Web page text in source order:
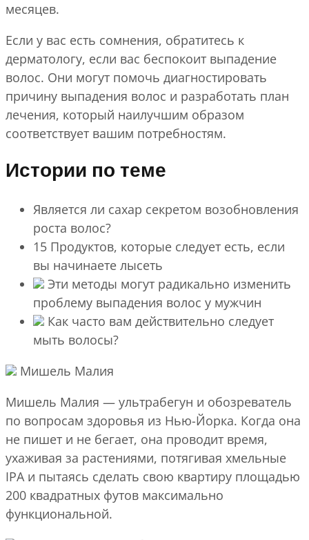
месяцев.
Если у вас есть сомнения, обратитесь к
дерматологу, если вас беспокоит выпадение
волос. Они могут помочь диагностировать
причину выпадения волос и разработать план
лечения, который наилучшим образом
соответствует вашим потребностям.
Истории по теме
Является ли сахар секретом возобновления
роста волос?
15 Продуктов, которые следует есть, если
вы начинаете лысеть
Эти методы могут радикально изменить
проблему выпадения волос у мужчин
Как часто вам действительно следует
мыть волосы?
Мишель Малия
Мишель Малия — ультрабегун и обозреватель
по вопросам здоровья из Нью-Йорка. Когда она
не пишет и не бегает, она проводит время,
ухаживая за растениями, потягивая хмельные
IPA и пытаясь сделать свою квартиру площадью
200 квадратных футов максимально
функциональной.